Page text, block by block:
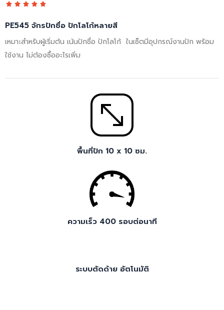
    
/
5
PE545 จักรปักชื่อ ปักโลโก้หลายสี
เหมาะสำหรับผู้เริ่มต้น เน้นปักชื่อ ปักโลโก้ ในเซ็ตมีอุปกรณ์งานปัก พรัอม
ใช้งาน ไม่ต้องซื้ออะไรเพิ่ม
พื้นที่ปัก 10 x 10 ซม.
ความเร็ว 400 รอบต่อนาที
ระบบตัดด้าย อัตโนมัติ